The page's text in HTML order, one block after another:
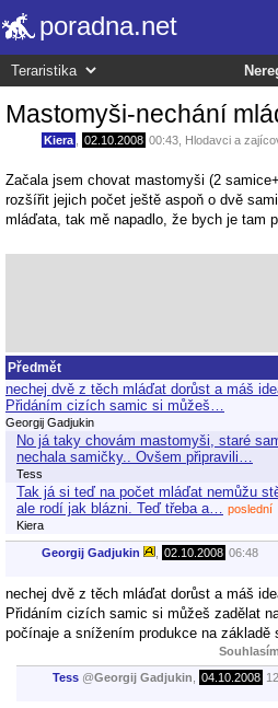
poradna.net
Mastomyši-nechání
Kiera 02.10.2008 00:43 Hlodavci a
Začala jsem chovat mastomyši (2
rozšířit jejich počet ještě aspoň o dvě
mláďata, tak mě napadlo, že bych je tam
Předmět
nechej dvě z těch mláďat dorůst a máš
Přidáním cizích samic si můžeš…
Georgij Gadjukin
No já taky chovám mastomyši, staré
nechala samičky.. Ovšem připravili…
Tess
Tak já si teď na počet mláďat nemůžu
ale rodí jak blázni. Teď třeba a…
poslední
Kiera
Georgij Gadjukin 02.10.2008 06:48
nechej dvě z těch mláďat dorůst a máš
Přidáním cizích samic si můžeš zadělat
počínaje a snížením produkce na základě
Tess @Georgij Gadjukin 04.10.2008